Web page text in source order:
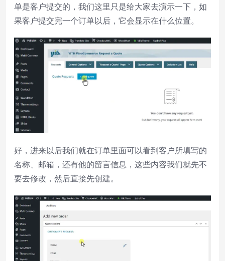
单是客户提交的，我们这里只是给大家去演示一下，如
果客户提交完一个订单以后，它会显示在什么位置。
好，进来以后我们就在订单里面可以看到客户所填写的
名称、邮箱，还有他的留言信息，这些内容我们就先不
要去修改，然后直接先创建。